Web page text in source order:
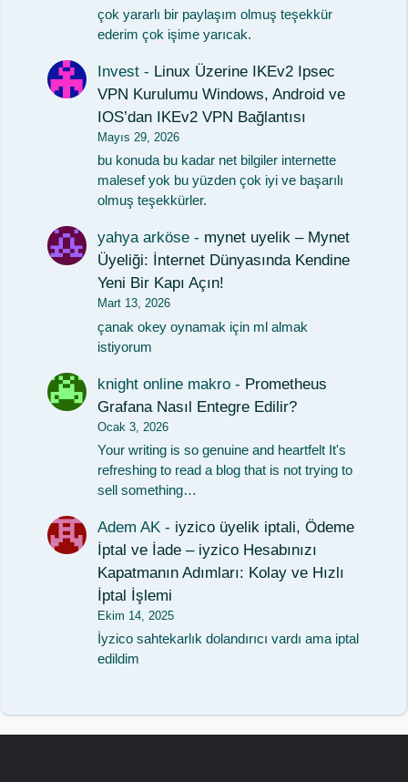
çok yararlı bir paylaşım olmuş teşekkür
ederim çok işime yarıcak.
Invest - Linux Üzerine IKEv2 Ipsec
VPN Kurulumu Windows, Android ve
IOS’dan IKEv2 VPN Bağlantısı
Mayıs 29, 2026
bu konuda bu kadar net bilgiler internette
malesef yok bu yüzden çok iyi ve başarılı
olmuş teşekkürler.
yahya arköse - mynet uyelik – Mynet
Üyeliği: İnternet Dünyasında Kendine
Yeni Bir Kapı Açın!
Mart 13, 2026
çanak okey oynamak için ml almak
istiyorum
knight online makro - Prometheus
Grafana Nasıl Entegre Edilir?
Ocak 3, 2026
Your writing is so genuine and heartfelt It's
refreshing to read a blog that is not trying to
sell something…
Adem AK - iyzico üyelik iptali, Ödeme
İptal ve İade – iyzico Hesabınızı
Kapatmanın Adımları: Kolay ve Hızlı
İptal İşlemi
Ekim 14, 2025
İyzico sahtekarlık dolandırıcı vardı ama iptal
edildim